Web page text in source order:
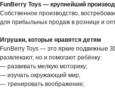
FunBerry Toys — крупнейший
Собственное производство,
для прибыльных продаж в рознице и
Игрушки, которые нравятся детям
FunBerry Toys — это яркие подвижные
развлекают, но и помогают ребёнку:
— развивать мелкую моторику;
— изучать окружающий мир;
— тренировать воображение;